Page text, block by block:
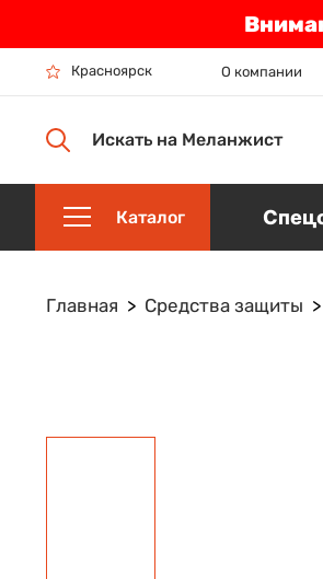
Красноярск О компании
Искать на Меланжист
Каталог
Главная Средства защиты